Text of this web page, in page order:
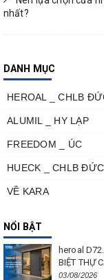
nhất?
DANH MỤC
HEROAL _ CHLB
ALUMIL _ HY LẠP
FREEDOM _ ÚC
HUECK _ CHLB ĐỨC
VỀ KARA
NỔI BẬT
heroal
BIỆT THỰ
03/08/2026